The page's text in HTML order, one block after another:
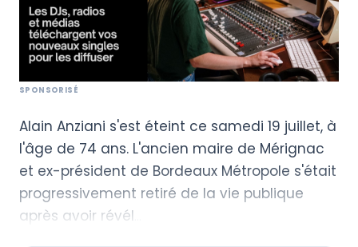
Alain Anziani s'est éteint ce samedi 19 juillet, à
l'âge de 74 ans. L'ancien maire de Mérignac
et ex-président de Bordeaux Métropole s'était
progressivement retiré de la vie publique
après avoir révél